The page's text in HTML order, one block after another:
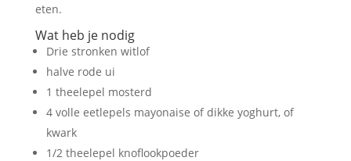
eten.
Wat heb je nodig
Drie stronken witlof
halve rode ui
1 theelepel mosterd
4 volle eetlepels mayonaise of dikke yoghurt, of
kwark
1/2 theelepel knoflookpoeder